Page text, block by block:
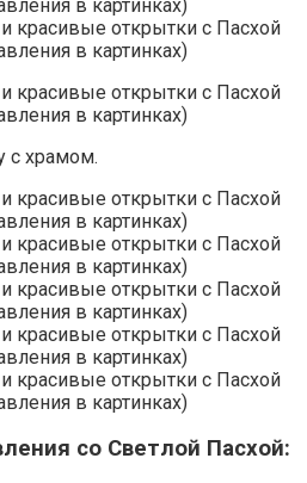
с храмом.
со Светлой Пасхой: